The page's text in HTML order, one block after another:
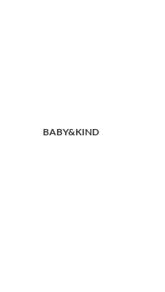
BABY&KIND